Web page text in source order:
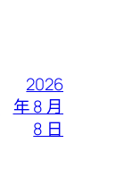
2026
年 8 月
8 日